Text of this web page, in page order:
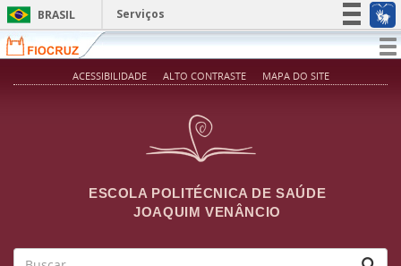
Pular para o conteúdo principal
BRASIL
Serviços
Simplifique!
Participe
ACESSIBILIDADE ALTO CONTRASTE MAPA DO SITE
ESCOLA POLITÉCNICA DE SAÚDE
JOAQUIM VENÂNCIO